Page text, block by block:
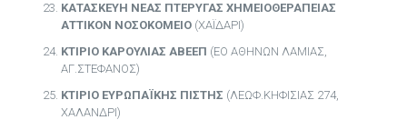
ΚΑΤΑΣΚΕΥΗ ΝΕΑΣ ΠΤΕΡΥΓΑΣ ΧΗΜΕΙΟΘΕΡΑΠΕΙΑΣ
ΑΤΤΙΚΟΝ ΝΟΣΟΚΟΜΕΙΟ(ΧΑΪΔΑΡΙ)
ΚΤΙΡΙΟ ΚΑΡΟΥΛΙΑΣ ΑΒΕΕΠ (ΕΟ ΑΘΗΝΩΝ ΛΑΜΙΑΣ,
ΑΓ.ΣΤΕΦΑΝΟΣ)
ΚΤΙΡΙΟ ΕΥΡΩΠΑΪΚΗΣ ΠΙΣΤΗΣ (ΛΕΩΦ.ΚΗΦΙΣΙΑΣ 274,
ΧΑΛΑΝΔΡΙ)